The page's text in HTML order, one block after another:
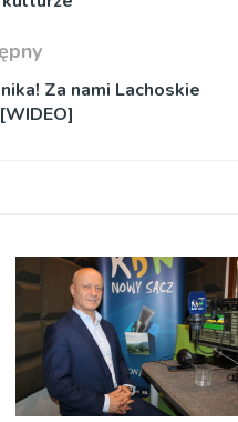
Za nami Lachoskie